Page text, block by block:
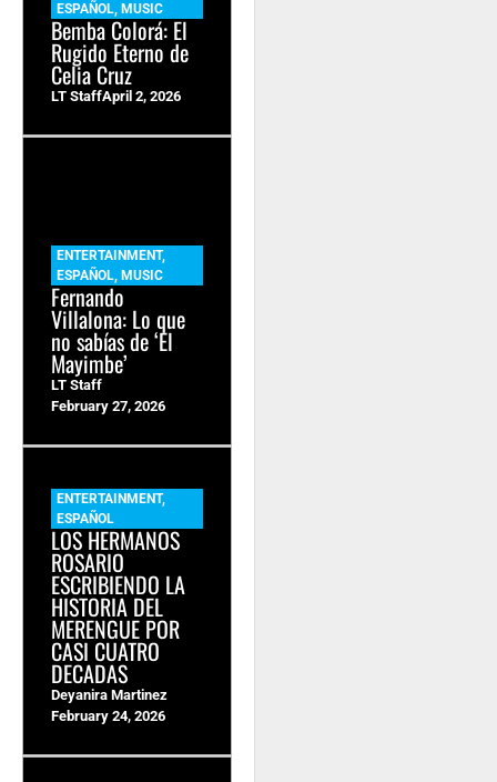
ESPAÑOL, MUSIC
Bemba Colorá: El
Rugido Eterno de
Celia Cruz
LT StaffApril 2, 2026
ENTERTAINMENT,
ESPAÑOL, MUSIC
Fernando
Villalona: Lo que
no sabías de ‘El
Mayimbe’
LT Staff
February 27, 2026
ENTERTAINMENT,
ESPAÑOL
LOS HERMANOS
ROSARIO
ESCRIBIENDO LA
HISTORIA DEL
MERENGUE POR
CASI CUATRO
DECADAS
Deyanira Martinez
February 24, 2026